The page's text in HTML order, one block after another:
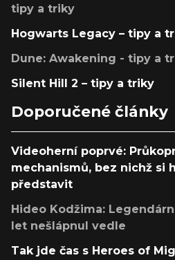
tipy a triky
Hogwarts Legacy – tipy a
Dune: Awakening - tipy a
Silent Hill 2 – tipy a triky
Doporučené články
Videoherní poprvé:
mechanismů, bez nichž si
představit
Hideo Kodžima:
let nešlápnul vedle
Tak jde čas s Heroes of